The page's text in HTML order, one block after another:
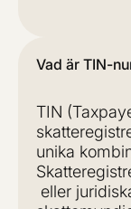
Vad är TIN-
TIN
unika
eller